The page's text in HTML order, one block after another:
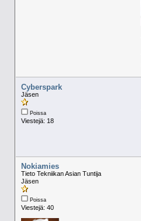
Cyberspark
Jäsen
Poissa
Viestejä: 18
Nokiamies
Tieto Tekniikan Asian Tuntija
Jäsen
Poissa
Viestejä: 40